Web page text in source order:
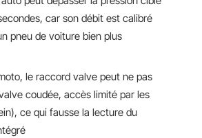
car son débit est calibré
pneu de voiture bien plus
le raccord valve peut ne pas
coudée, accès limité par les
ce qui fausse la lecture du